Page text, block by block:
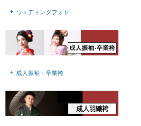
ウエディングフォト
成人振袖・卒業袴